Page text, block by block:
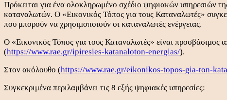
Πρόκειται για ένα ολοκληρωμένο σχέδιο ψηφιακών υπηρεσιών
καταναλωτών. Ο «Εικονικός Τόπος για τους Καταναλωτές»
που μπορούν να χρησιμοποιούν οι καταναλωτές ενέργειας.
Ο «Εικονικός Τόπος για τους Καταναλωτές» είναι προσβάσιμος
(https://www.rae.gr/ipiresies-katanaloton-energias/).
Στον ακόλουθο (https://www.rae.gr/eikonikos-topos-gia-ton-
Συγκεκριμένα περιλαμβάνει τις 8 εξής ψηφιακές υπηρεσίες: